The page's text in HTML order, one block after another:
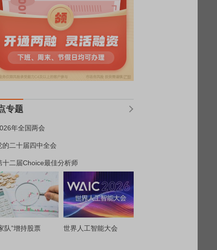
专题
年全国两会
的二十届四中全会
十二届Choice最佳分析师
队”增持股票 世界人工智能大会